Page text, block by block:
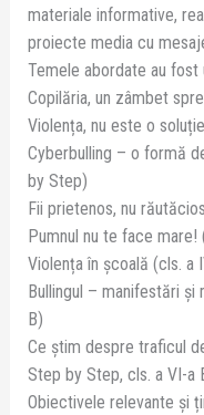
materiale informative,
proiecte media cu
Temele abordate au fost
Copilăria, un zâmbet
Violența, nu este o
Cyberbulling – o formă
by Step)
Fii prietenos, nu
Pumnul nu te face mare!
Violența în școală (cls. a
Bullingul – manifestări
B)
Ce ştim despre traficul
Step by Step, cls. a VI-a
Obiectivele relevante și